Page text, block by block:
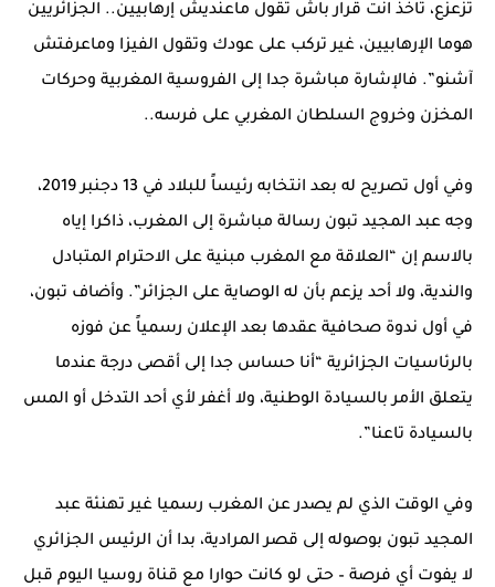
تزعزع، تاخذ انت قرار باش تقول ماعنديش إرهابيين.. الجزائريين
هوما الإرهابيين، غير تركب على عودك وتقول الفيزا وماعرفتش
آشنو”. فالإشارة مباشرة جدا إلى الفروسية المغربية وحركات
المخزن وخروج السلطان المغربي على فرسه..
وفي أول تصريح له بعد انتخابه رئيساً للبلاد في 13 دجنبر 2019،
وجه عبد المجيد تبون رسالة مباشرة إلى المغرب، ذاكرا إياه
بالاسم إن “العلاقة مع المغرب مبنية على الاحترام المتبادل
والندية، ولا أحد يزعم بأن له الوصاية على الجزائر”. وأضاف تبون،
في أول ندوة صحافية عقدها بعد الإعلان رسمياً عن فوزه
بالرئاسيات الجزائرية “أنا حساس جدا إلى أقصى درجة عندما
يتعلق الأمر بالسيادة الوطنية، ولا أغفر لأي أحد التدخل أو المس
بالسيادة تاعنا”.
وفي الوقت الذي لم يصدر عن المغرب رسميا غير تهنئة عبد
المجيد تبون بوصوله إلى قصر المرادية، بدا أن الرئيس الجزائري
لا يفوت أي فرصة – حتى لو كانت حوارا مع قناة روسيا اليوم قبل